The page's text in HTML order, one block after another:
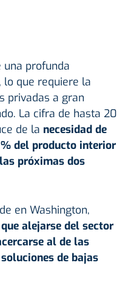
una profunda
que requiere la
privadas a gran
La cifra de hasta 20
de la necesidad de
del producto interior
próximas dos
en Washington,
alejarse del sector
al de las
de bajas